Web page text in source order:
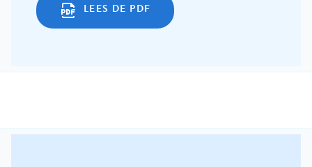
LEES DE PDF